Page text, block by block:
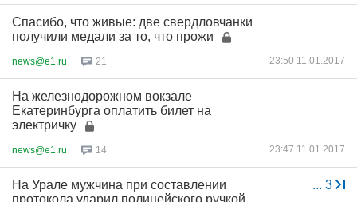
Спасибо, что живые: две свердловчанки
получили медали за то, что прожи
news@e1.ru 21 23:50 11.01.2017
На железнодорожном вокзале
Екатеринбурга оплатить билет на
электричку
news@e1.ru 14 23:47 11.01.2017
... 3
На Урале мужчина при составлении
протокола ударил полицейского ручкой